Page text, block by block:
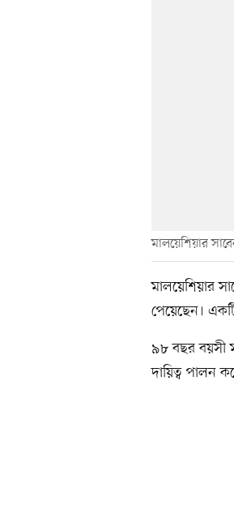
মালয়েশিয়ার
মালয়েশিয়ার
পেয়েছেন।
৯৮ বছর বয়সী
দায়িত্ব পালন